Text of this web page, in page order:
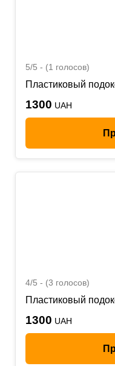
5/5 - (1 голосов)
Пластиковый
1300 UAH
4/5 - (3 голосов)
Пластиковый
1300 UAH